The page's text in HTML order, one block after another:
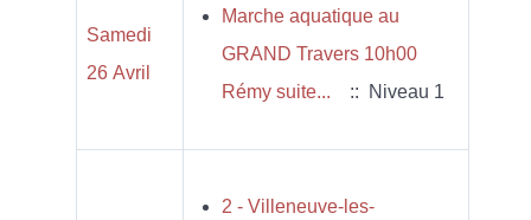
Samedi
26 Avril
Marche aquatique au
GRAND Travers 10h00
Rémy suite...
:: Niveau 1
2 - Villeneuve-les-